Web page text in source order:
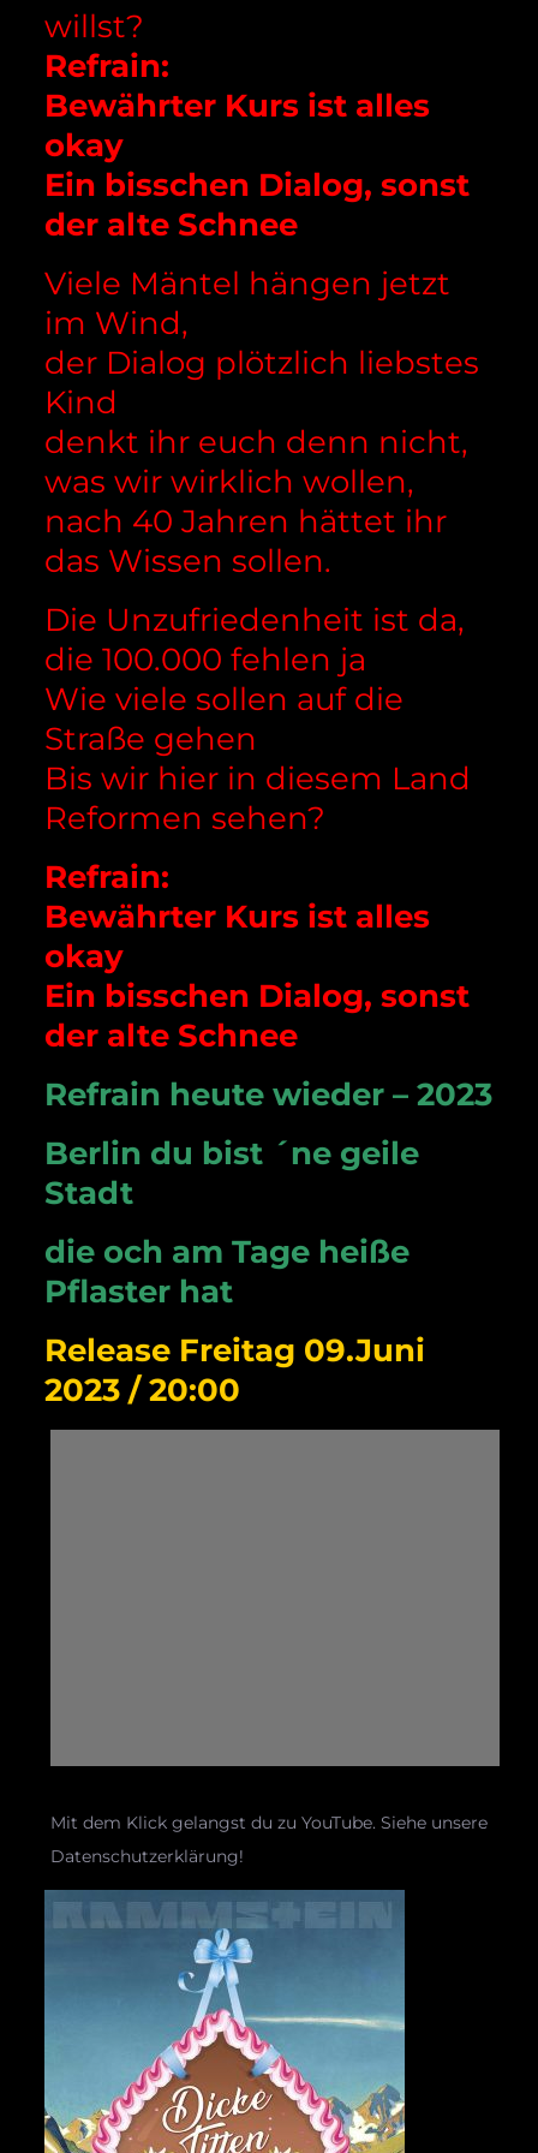
willst?
Refrain:
Bewährter Kurs ist alles
okay
Ein bisschen Dialog, sonst
der alte Schnee
Viele Mäntel hängen jetzt
im Wind,
der Dialog plötzlich liebstes
Kind
denkt ihr euch denn nicht,
was wir wirklich wollen,
nach 40 Jahren hättet ihr
das Wissen sollen.
Die Unzufriedenheit ist da,
die 100.000 fehlen ja
Wie viele sollen auf die
Straße gehen
Bis wir hier in diesem Land
Reformen sehen?
Refrain:
Bewährter Kurs ist alles
okay
Ein bisschen Dialog, sonst
der alte Schnee
Refrain heute wieder – 2023
Berlin du bist ´ne geile
Stadt
die och am Tage heiße
Pflaster hat
Release Freitag 09.Juni
2023 / 20:00
Mit dem Klick gelangst du zu YouTube. Siehe unsere
Datenschutzerklärung!